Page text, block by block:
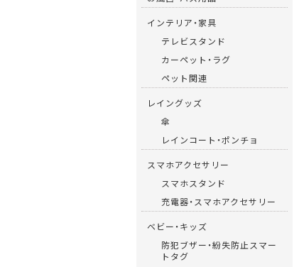
インテリア・家具
テレビスタンド
カーペット・ラグ
ペット関連
レイングッズ
傘
レインコート・ポンチョ
スマホアクセサリー
スマホスタンド
充電器・スマホアクセサリー
ベビー・キッズ
防犯ブザー・紛失防止スマー
トタグ